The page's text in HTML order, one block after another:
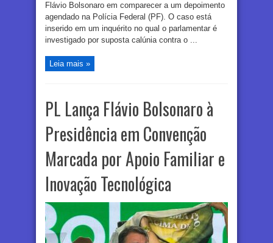
Flávio Bolsonaro em comparecer a um depoimento
agendado na Polícia Federal (PF). O caso está
inserido em um inquérito no qual o parlamentar é
investigado por suposta calúnia contra o ...
Leia mais »
PL Lança Flávio Bolsonaro à
Presidência em Convenção
Marcada por Apoio Familiar e
Inovação Tecnológica